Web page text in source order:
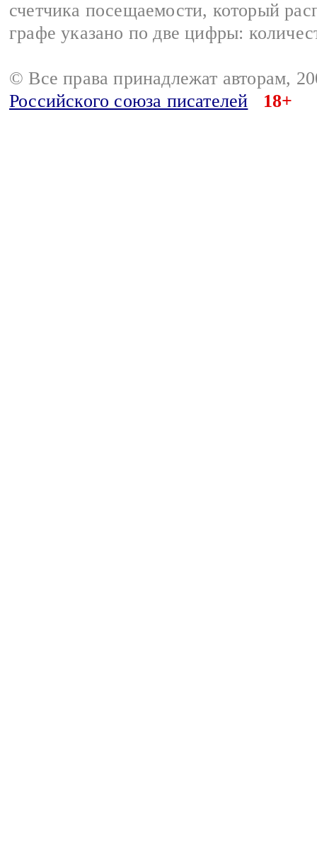
счетчика посещаемости, который
графе указано по две цифры:
© Все права принадлежат авторам,
Российского союза писателей
18+